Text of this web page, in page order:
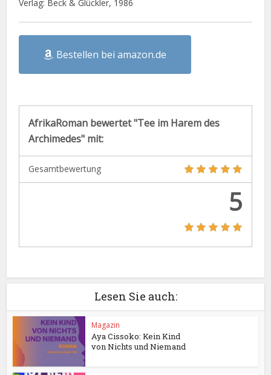
Verlag: Beck & Glückler, 1986
Bestellen bei amazon.de
AfrikaRoman bewertet "Tee im Harem des
Archimedes" mit:
Gesamtbewertung
5
Lesen Sie auch:
Magazin
Aya Cissoko: Kein Kind
von Nichts und Niemand